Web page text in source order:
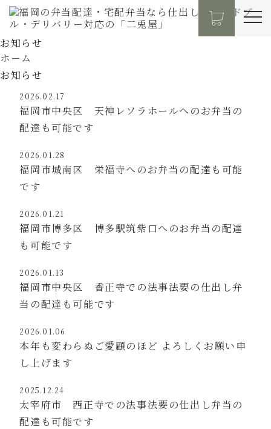
お知らせ
ホーム
お知らせ
2026.02.17
福岡市中央区 天神レソラホールへのお弁当の
配達も可能です
2026.01.28
福岡市城南区 栄福寺へのお弁当の配達も可能
です
2026.01.21
福岡市博多区 博多駅筑紫口へのお弁当の配達
も可能です
2026.01.13
福岡市中央区 香正寺での法事法要の仕出し弁
当の配達も可能です
2026.01.06
本年も変わらぬご愛顧のほど よろしくお願い申
し上げます
2025.12.24
太宰府市 西正寺での法事法要の仕出し弁当の
配達も可能です